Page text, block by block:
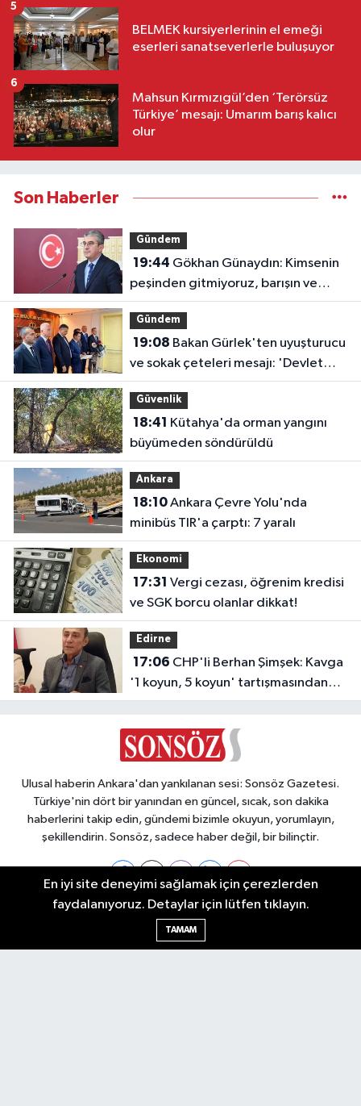
BELMEK kursiyerlerinin el emeği
eserleri sanatseverlerle buluşuyor
5
Mahsun Kırmızıgül’den ‘Terörsüz
Türkiye’ mesajı: Umarım barış kalıcı
olur
6
Son Haberler
Gündem
19:44
peşinden gitmiyoruz, barışın ve
demokrasinin peşindeyiz
Gündem
19:08
ve sokak çeteleri mesajı: 'Devlet
buradadır'
Güvenlik
18:41
büyümeden söndürüldü
Ankara
18:10Ankara Çevre Yolu'nda
minibüs TIR'a çarptı: 7 yaralı
Ekonomi
17:31
ve SGK borcu olanlar dikkat!
Edirne
17:06
'1 koyun, 5 koyun' tartışmasından
çıktı
Ulusal haberin Ankara'dan yankılanan sesi: Sonsöz Gazetesi.
Türkiye'nin dört bir yanından en güncel, sıcak, son dakika
haberlerini takip edin, gündemi bizimle okuyun, yorumlayın,
şekillendirin. Sonsöz, sadece haber değil, bir bilinçtir.
Ankara Nöbetçi Eczaneler
En iyi site deneyimi sağlamak için çerezlerden
faydalanıyoruz. Detaylar için lütfen tıklayın.
TAMAM